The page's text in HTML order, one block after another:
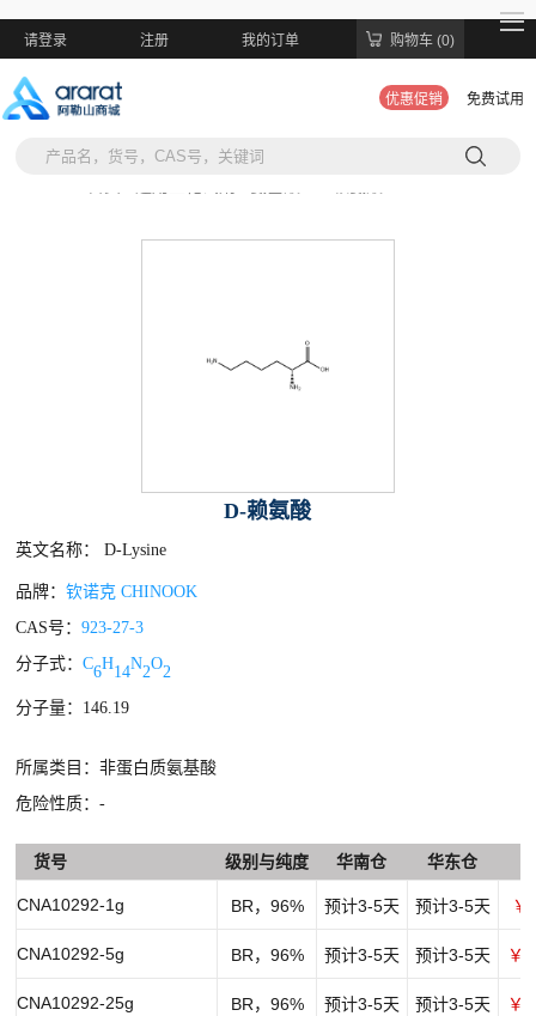
请登录 注册 我的订单 购物车 (0)
优惠促销 免费试用
D-赖氨酸
英文名称： D-Lysine
品牌：钦诺克 CHINOOK
CAS号：923-27-3
分子式：C6H14N2O2
分子量：146.19
所属类目：非蛋白质氨基酸
危险性质：-
货号 级别与纯度 华南仓 华东仓
CNA10292-1g BR，96% 预计3-5天 预计3-5天 ￥
CNA10292-5g BR，96% 预计3-5天 预计3-5天 ￥
CNA10292-25g BR，96% 预计3-5天 预计3-5天 ￥